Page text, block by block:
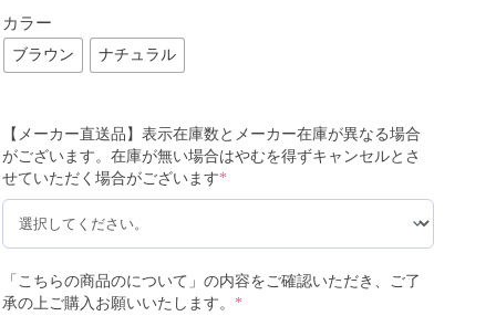
カラー
ブラウン ナチュラル
【メーカー直送品】表示在庫数とメーカー在庫が異なる場合
がございます。在庫が無い場合はやむを得ずキャンセルとさ
せていただく場合がございます*
「こちらの商品のについて」の内容をご確認いただき、ご了
承の上ご購入お願いいたします。 *